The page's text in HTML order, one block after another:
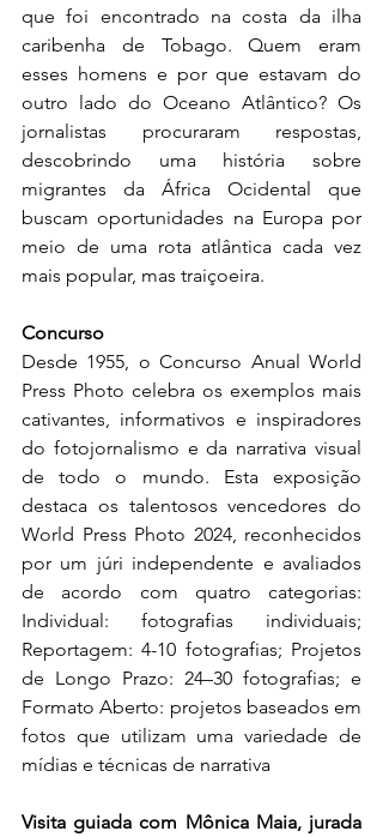
que foi encontrado na costa da ilha
caribenha de Tobago. Quem eram
esses homens e por que estavam do
outro lado do Oceano Atlântico? Os
jornalistas procuraram respostas,
descobrindo uma história sobre
migrantes da África Ocidental que
buscam oportunidades na Europa por
meio de uma rota atlântica cada vez
mais popular, mas traiçoeira.
Concurso
Desde 1955, o Concurso Anual World
Press Photo celebra os exemplos mais
cativantes, informativos e inspiradores
do fotojornalismo e da narrativa visual
de todo o mundo. Esta exposição
destaca os talentosos vencedores do
World Press Photo 2024, reconhecidos
por um júri independente e avaliados
de acordo com quatro categorias:
Individual: fotografias individuais;
Reportagem: 4-10 fotografias; Projetos
de Longo Prazo: 24–30 fotografias; e
Formato Aberto: projetos baseados em
fotos que utilizam uma variedade de
mídias e técnicas de narrativa
Visita guiada com Mônica Maia, jurada